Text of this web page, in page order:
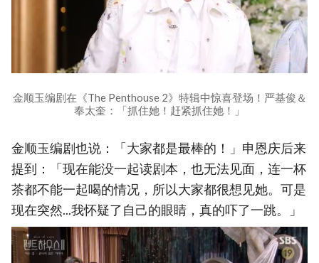
金顺玉编剧在《The Penthouse 2》特辑中惊喜登场！严基俊＆
奉太奎：「抓住她！赶紧抓住她！」
金顺玉编剧也说：「大家都是最棒的！」申恩庆后来
提到：「现在能没一起读剧本，也无法见面，连一杯
茶都不能一起喝的情况，所以大家都很想见她。可是
现在突然...我怀疑了自己的眼睛，真的吓了一跳。」